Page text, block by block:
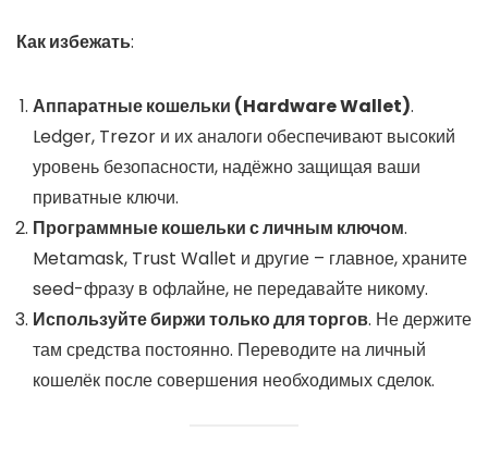
Как избежать:
Аппаратные кошельки (Hardware Wallet).
Ledger, Trezor и их аналоги обеспечивают высокий
уровень безопасности, надёжно защищая ваши
приватные ключи.
Программные кошельки с личным ключом.
Metamask, Trust Wallet и другие – главное, храните
seed-фразу в офлайне, не передавайте никому.
Используйте биржи только для торгов. Не держите
там средства постоянно. Переводите на личный
кошелёк после совершения необходимых сделок.